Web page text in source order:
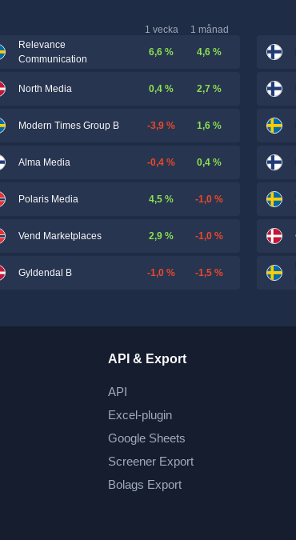
1 vecka
1 månad
Relevance
Communication
6,6 % 4,6 %
North Media 0,4 % 2,7 %
Modern Times Group B -3,9 % 1,6 %
Alma Media -0,4 % 0,4 %
Polaris Media 4,5 % -1,0 %
Vend Marketplaces 2,9 % -1,0 %
Gyldendal B -1,0 % -1,5 %
API & Export
API
Excel-plugin
Google Sheets
Screener Export
Bolags Export